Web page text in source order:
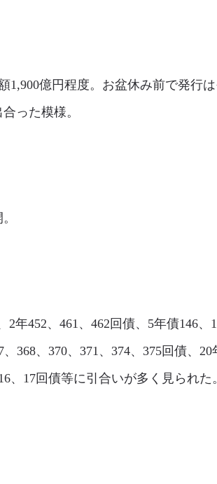
1,900億円程度。お盆休み前で発行
った模様。
452、461、462回債、5年債146、
368、370、371、374、375回債、
、17回債等に引合いが多く見られた。